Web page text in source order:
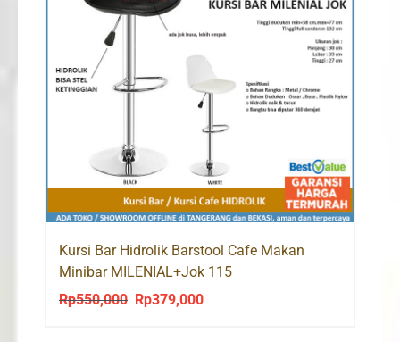
Kursi Bar Hidrolik Barstool Cafe Makan
Minibar MILENIAL+Jok 115
Rp550,000
Original
Rp379,000Current